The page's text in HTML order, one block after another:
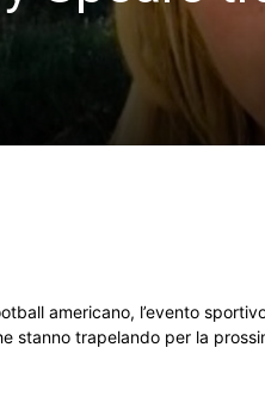
americano, l’evento
stanno trapelando per la